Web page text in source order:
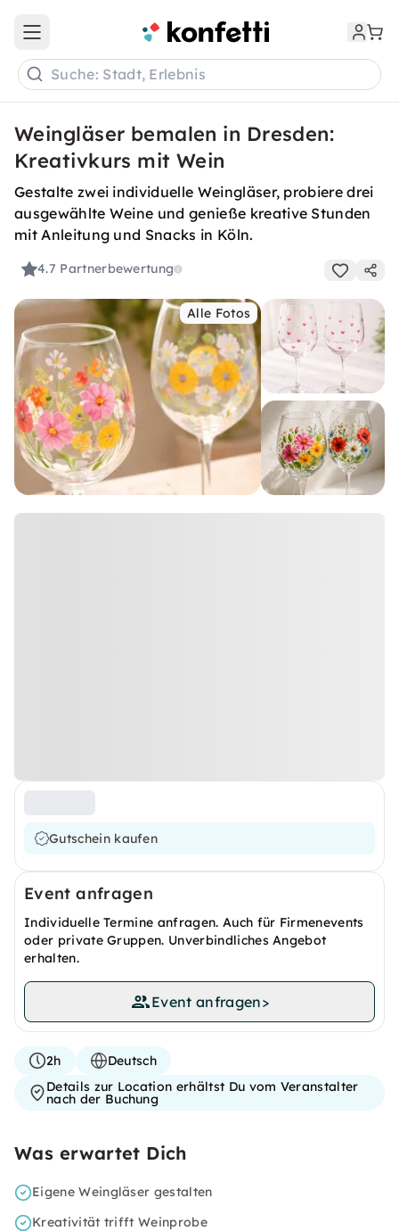
Open main menu
Suche: Stadt, Erlebnis
Weingläser bemalen in Dresden:
Kreativkurs mit Wein
Gestalte zwei individuelle Weingläser, probiere drei
ausgewählte Weine und genieße kreative Stunden
mit Anleitung und Snacks in Köln.
4.7 Partnerbewertung
Alle Fotos
Gutschein kaufen
Event anfragen
Individuelle Termine anfragen. Auch für Firmenevents
oder private Gruppen. Unverbindliches Angebot
erhalten.
Event anfragen>
2h
Deutsch
Details zur Location erhältst Du vom Veranstalter
nach der Buchung
Was erwartet Dich
Eigene Weingläser gestalten
Kreativität trifft Weinprobe